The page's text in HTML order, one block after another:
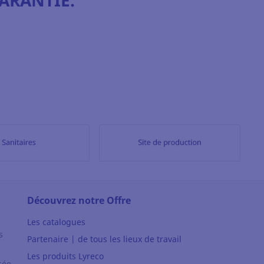
Découvrez notre Offre
Les catalogues
Partenaire | de tous les lieux de travail
Les produits Lyreco